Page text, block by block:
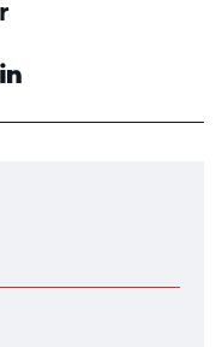
Partager
linkedin